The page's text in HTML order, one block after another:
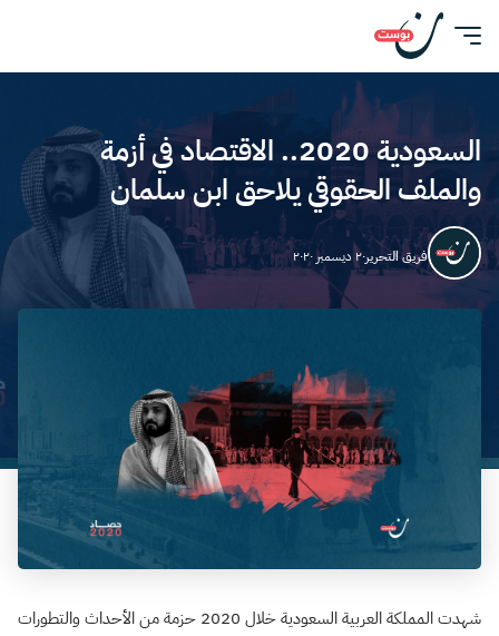
السعودية 2020.. الاقتصاد في أزمة
والملف الحقوقي يلاحق ابن سلمان
فريق التحرير٢٠ ديسمبر ٢٠٢٠
شهدت المملكة العربية السعودية خلال 2020 حزمة من الأحداث والتطورات